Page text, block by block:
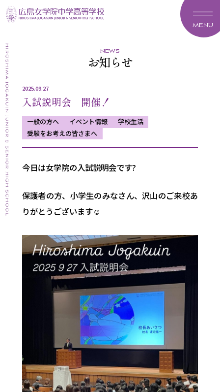
MENU
news
お知らせ
2025.09.27
入試説明会 開催！
一般の方へ イベント情報
学校生活
受験をお考えの皆さまへ
今日は女学院の入試説明会です?
保護者の方、小学生のみなさん、沢山のご来校あ
りがとうございます☺